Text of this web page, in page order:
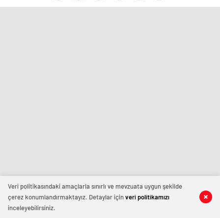
Veri politikasındaki amaçlarla sınırlı ve mevzuata uygun şekilde
çerez konumlandırmaktayız. Detaylar içinveri politikamızı
inceleyebilirsiniz.